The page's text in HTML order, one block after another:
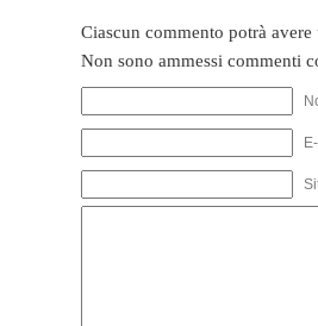
Ciascun commento potrà
Non sono ammessi commenti